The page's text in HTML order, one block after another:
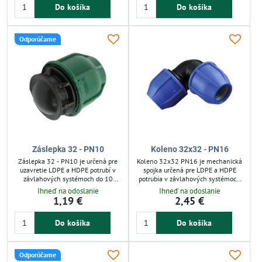
rozvodoch. Zelená matica
Ideálna pre záhradné a domáce
závlahy.
Do košíka
rozvodoch studenej vody. Praktické
identifikáciu vďaka zelenej matici.
Ideálne pre zavlažovanie záhrad a
Do košíka
Odporúčame
Záslepka 32 - PN10
Záslepka 32 - PN10 je určená pre
uzavretie LDPE a HDPE potrubí v
závlahových systémoch do 10
barov. Vďaka mechanickej
konštrukcii umožňuje rýchlu a
jednoduchú montáž bez
špeciálneho náradia. Je vhodná pre
nízkotlakové zavlažovanie so
spoľahlivé tesnenie a opakované
použitie v záhrade.
Ihneď na odoslanie
1,19 €
Do košíka
Koleno 32x32 - PN16
Koleno 32x32 PN16 je mechanická
spojka určená pre LDPE a HDPE
potrubia v závlahových systémoch
so studenou vodou do 16 barov.
Zabezpečuje pevné a tesné spojenie
bez potreby dodatočných tesnení.
Montáž je rýchla, spojka je
rozoberateľná a opakovane
údržbu. Vhodná pre tlakové rozvody
Ihneď na odoslanie
2,45 €
Do košíka
Odporúčame